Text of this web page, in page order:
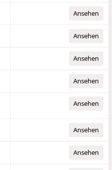
Ansehen
Ansehen
Ansehen
Ansehen
Ansehen
Ansehen
Ansehen